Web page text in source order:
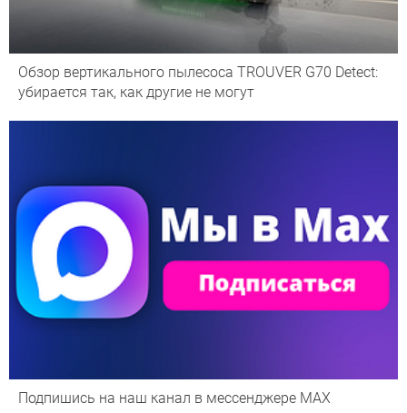
Обзор вертикального пылесоса TROUVER G70 Detect:
убирается так, как другие не могут
Подпишись на наш канал в мессенджере МАХ